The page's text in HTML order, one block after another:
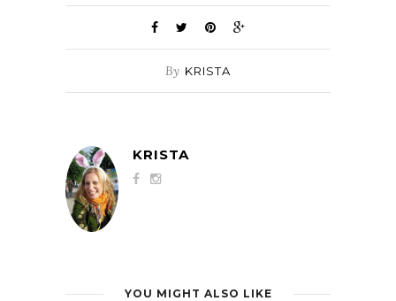
By KRISTA
KRISTA
YOU MIGHT ALSO LIKE